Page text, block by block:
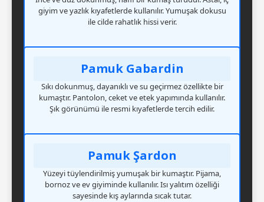
giyim ve yazlık kıyafetlerde kullanılır. Yumuşak dokusu
ile cilde rahatlık hissi verir.
Pamuk Gabardin
Sıkı dokunmuş, dayanıklı ve su geçirmez özellikte bir
kumaştır. Pantolon, ceket ve etek yapımında kullanılır.
Şık görünümü ile resmi kıyafetlerde tercih edilir.
Pamuk Şardon
Yüzeyi tüylendirilmiş yumuşak bir kumaştır. Pijama,
bornoz ve ev giyiminde kullanılır. Isı yalıtım özelliği
sayesinde kış aylarında sıcak tutar.